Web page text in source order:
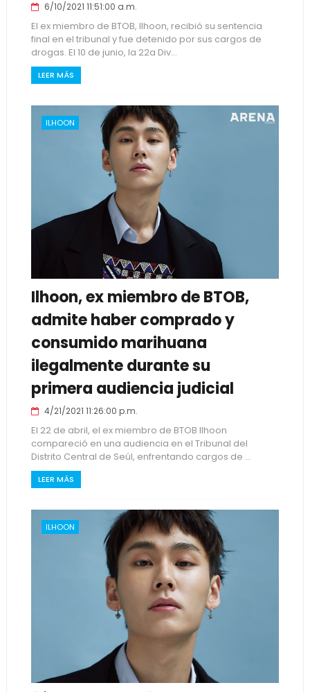
6/10/2021 11:51:00 a.m.
El ex miembro de BTOB, Ilhoon, recibió su sentencia
final en el tribunal y fue detenido por sus cargos de
drogas. El 10 de junio, la 22a Div...
LEER MÁS
ILHOON
Ilhoon, ex miembro de BTOB,
admite haber comprado y
consumido marihuana
ilegalmente durante su
primera audiencia judicial
4/21/2021 11:26:00 p.m.
El 22 de abril, el ex miembro de BTOB Ilhoon
compareció en una audiencia en el Tribunal del
Distrito Central de Seúl, enfrentando cargos de ...
LEER MÁS
ILHOON